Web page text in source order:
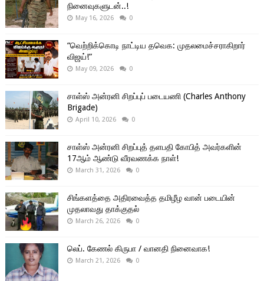
நினைவுகளுடன்..!
May 16, 2026 0
“வெற்றிக்கொடி நாட்டிய தவெக: முதலமைச்சராகிறார்
விஜய்!”
May 09, 2026 0
சாள்ஸ் அன்ரனி சிறப்புப் படையணி (Charles Anthony
Brigade)
April 10, 2026 0
சாள்ஸ் அன்ரனி சிறப்புத் தளபதி கோபித் அவர்களின்
17ஆம் ஆண்டு வீரவணக்க நாள்!
March 31, 2026 0
சிங்களத்தை அதிரவைத்த தமிழீழ வான் படையின்
முதலாவது தாக்குதல்
March 26, 2026 0
லெப். கேணல் கிருபா / வானதி நினைவாக!
March 21, 2026 0